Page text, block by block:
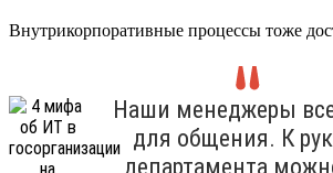
Внутрикорпоративные процессы тоже
Наши менеджеры
для общения. К
департамента